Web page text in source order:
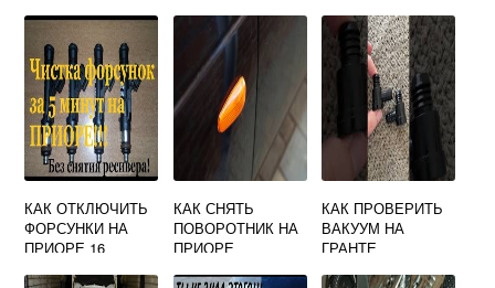
МАГНИТОЛЕ
ЛАРГУС
КАК ОТКЛЮЧИТЬ
ФОРСУНКИ НА
ПРИОРЕ 16
КАК СНЯТЬ
ПОВОРОТНИК НА
ПРИОРЕ
КАК ПРОВЕРИТЬ
ВАКУУМ НА
ГРАНТЕ